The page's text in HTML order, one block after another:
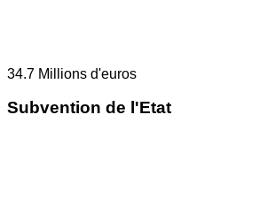
34.7 Millions d'euros
Subvention de l'Etat